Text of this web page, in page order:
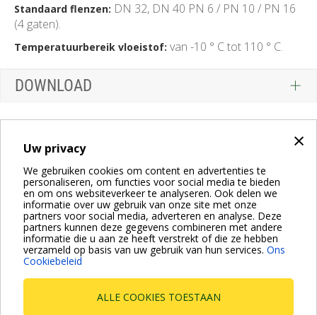
×
Uw privacy
We gebruiken cookies om content en advertenties te
personaliseren, om functies voor social media te bieden
en om ons websiteverkeer te analyseren. Ook delen we
informatie over uw gebruik van onze site met onze
partners voor social media, adverteren en analyse. Deze
partners kunnen deze gegevens combineren met andere
informatie die u aan ze heeft verstrekt of die ze hebben
verzameld op basis van uw gebruik van hun services. Ons
Cookiebeleid
ALLE COOKIES TOESTAAN
Standaard flenzen: DN 32, DN 40 PN 6 / PN 10 / PN 16
(4 gaten).
Temperatuurbereik vloeistof: van -10 ° C tot 110 ° C.
DOWNLOAD